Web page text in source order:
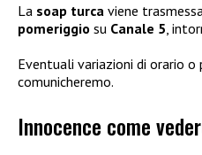
La soap turca viene
pomeriggio su Canale 5 ,
Eventuali variazioni di orario o
comunicheremo.
Innocence come